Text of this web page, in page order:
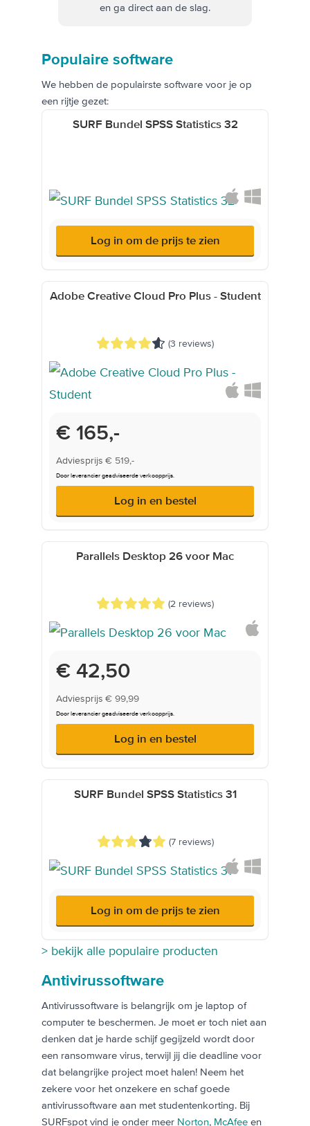
en ga direct aan de slag.
Populaire software
We hebben de populairste software voor je op
een rijtje gezet:
SURF Bundel SPSS Statistics 32
Log in om de prijs te zien
Adobe Creative Cloud Pro Plus - Student
(3 reviews)
Onderwijsprijs
€ 165,-
Adviesprijs € 519,-
Door leverancier geadviseerde verkoopprijs.
Log in en bestel
Parallels Desktop 26 voor Mac
(2 reviews)
Onderwijsprijs
€ 42,50
Adviesprijs € 99,99
Door leverancier geadviseerde verkoopprijs.
Log in en bestel
SURF Bundel SPSS Statistics 31
(7 reviews)
Log in om de prijs te zien
> bekijk alle populaire producten
Antivirussoftware
Antivirussoftware is belangrijk om je laptop of
computer te beschermen. Je moet er toch niet aan
denken dat je harde schijf gegijzeld wordt door
een ransomware virus, terwijl jij die deadline voor
dat belangrijke project moet halen! Neem het
zekere voor het onzekere en schaf goede
antivirussoftware aan met studentenkorting. Bij
SURFspot vind je onder meer Norton, McAfee en